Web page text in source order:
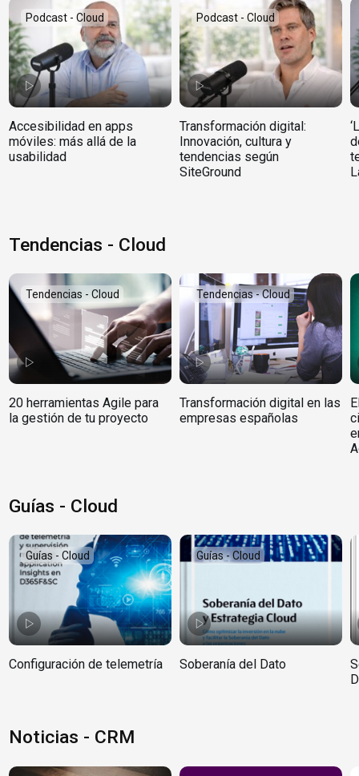
Podcast - Cloud
Accesibilidad en apps
móviles: más allá de la
usabilidad
Podcast - Cloud
Transformación digital:
Innovación, cultura y
tendencias según
SiteGround
Tendencias - Cloud
Tendencias - Cloud
20 herramientas Agile para
la gestión de tu proyecto
Tendencias - Cloud
Transformación digital en las
empresas españolas
Guías - Cloud
Guías - Cloud
Configuración de telemetría
Guías - Cloud
Soberanía del Dato
Noticias - CRM